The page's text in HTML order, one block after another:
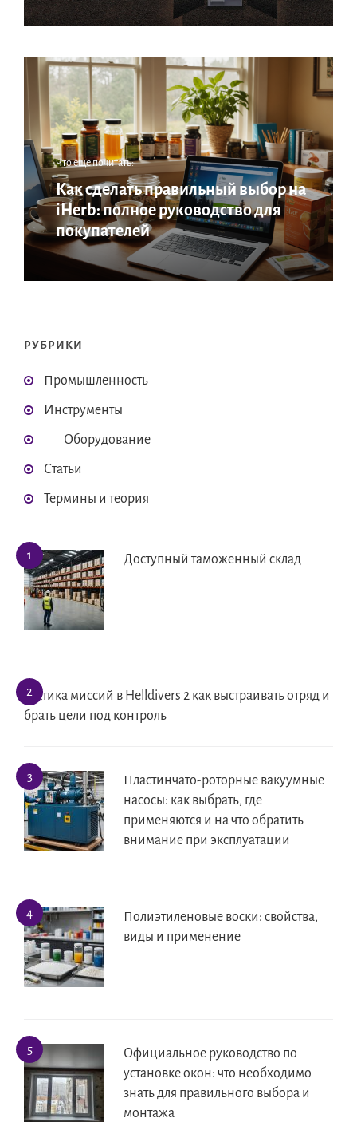
Что еще почитать:
Как сделать правильный выбор на
iHerb: полное руководство для
покупателей
РУБРИКИ
Промышленность
Инструменты
Оборудование
Статьи
Термины и теория
Доступный таможенный склад
Тактика миссий в Helldivers 2 как выстраивать отряд и
брать цели под контроль
Пластинчато-роторные вакуумные
насосы: как выбрать, где
применяются и на что обратить
внимание при эксплуатации
Полиэтиленовые воски: свойства,
виды и применение
Официальное руководство по
установке окон: что необходимо
знать для правильного выбора и
монтажа